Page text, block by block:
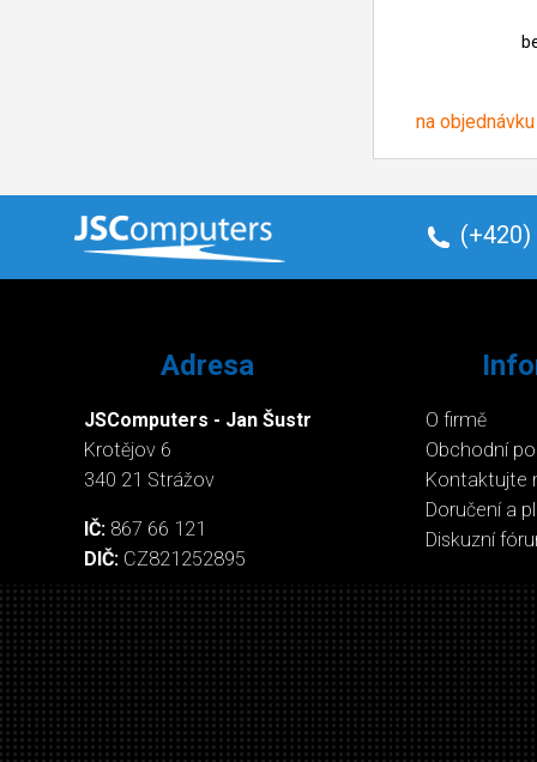
na objednávku
(+420)
Adresa
JSComputers - Jan Šustr
Krotějov 6
340 21 Strážov
IČ: 867 66 121
DIČ: CZ821252895
O firmě
Obchodní
Kontaktujte
Doručení a
Diskuzní